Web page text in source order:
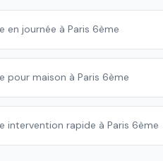
en journée à Paris 6ème
pour maison à Paris 6ème
intervention rapide à Paris 6ème